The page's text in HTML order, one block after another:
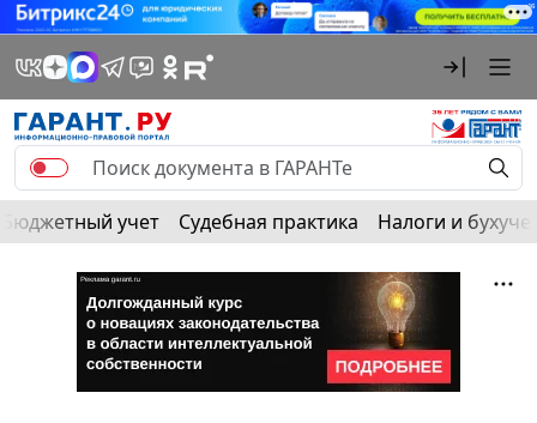
Бюджетный учет Судебная практика Налоги и